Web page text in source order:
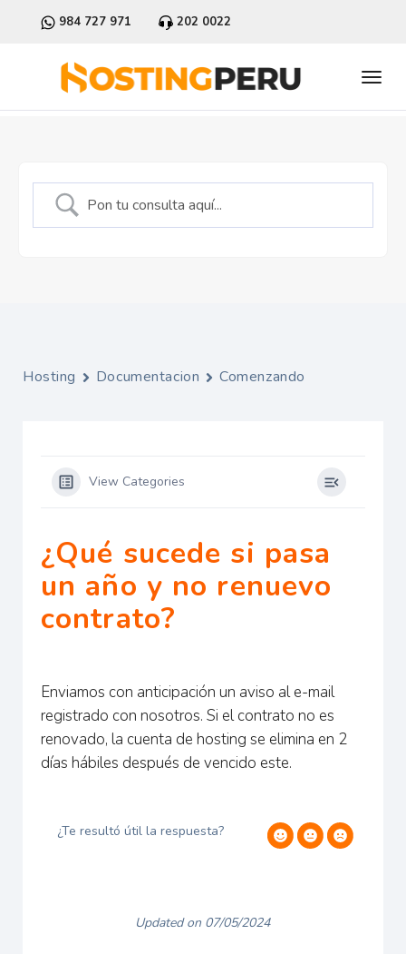
984 727 971 202 0022
Hosting Documentacion Comenzando
View Categories
¿Qué sucede si pasa
un año y no renuevo
contrato?
Enviamos con anticipación un aviso al e-mail
registrado con nosotros. Si el contrato no es
renovado, la cuenta de hosting se elimina en 2
días hábiles después de vencido este.
¿Te resultó útil la respuesta?
Updated on 07/05/2024